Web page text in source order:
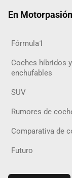
En
Fórmula1
Coches híbridos y
enchufables
SUV
Rumores de
Comparativa de
Futuro